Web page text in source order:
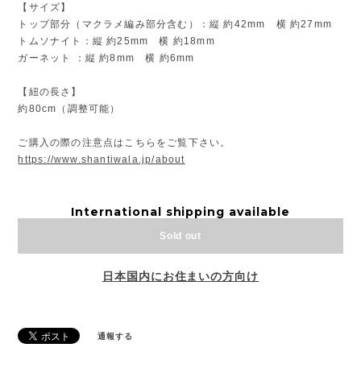
【サイズ】
トップ部分（マクラメ編み部分含む）：縦 約42mm 横 約27mm
トムソナイト：縦 約25mm 横 約18mm
ガーネット ：縦 約8mm 横 約6mm
【紐の長さ】
約80cm（調整可能）
ご購入の際の注意点はこちらをご覧下さい。
https://www.shantiwala.jp/about
International shipping available
Sold out
日本国内にお住まいの方向け
通報する